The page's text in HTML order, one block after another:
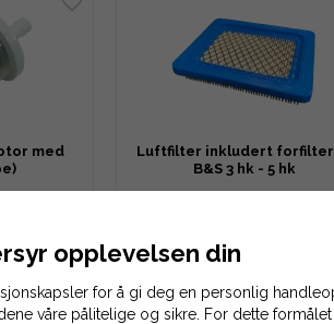
med
Luftfilter inkludert
B&S 3 hk - 5 hk
LEGG TIL HANDLEKURV
opplevelsen din
for å gi deg en personlig
våre pålitelige og sikre. For dette